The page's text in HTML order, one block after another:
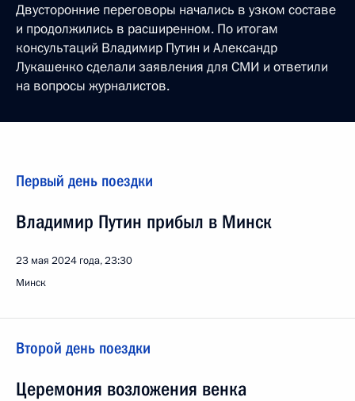
Двусторонние переговоры начались в узком составе
и продолжились в расширенном. По итогам
консультаций Владимир Путин и Александр
Лукашенко сделали заявления для СМИ и ответили
на вопросы журналистов.
Первый день поездки
Владимир Путин прибыл в Минск
23 мая 2024 года, 23:30
Минск
Второй день поездки
Церемония возложения венка